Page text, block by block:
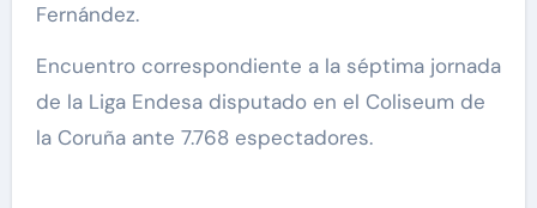
Fernández.
Encuentro correspondiente a la séptima jornada
de la Liga Endesa disputado en el Coliseum de
la Coruña ante 7.768 espectadores.